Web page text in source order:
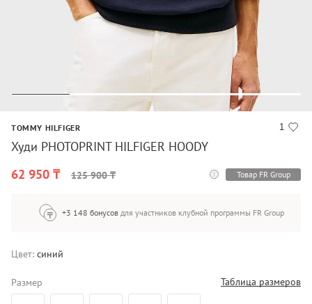
1
TOMMY HILFIGER
Худи PHOTOPRINT HILFIGER HOODY
62 950 ₸
125 900 ₸ Товар FR Group
+3 148 бонусов для участников клубной программы FR Group
Цвет: синий
Размер Таблица размеров